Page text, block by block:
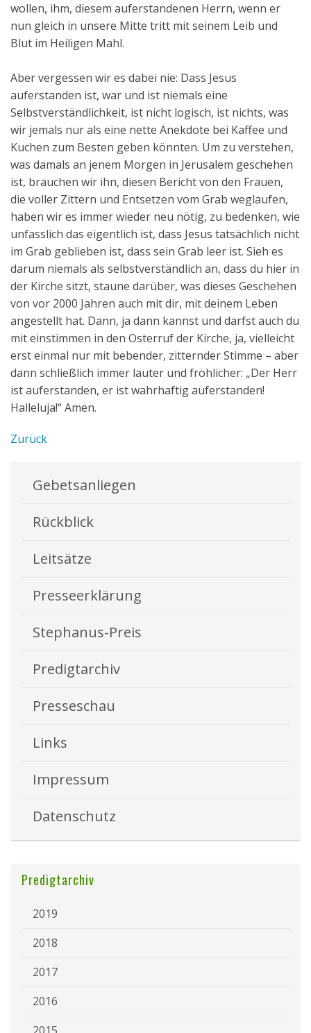
wollen, ihm, diesem auferstandenen Herrn, wenn er
nun gleich in unsere Mitte tritt mit seinem Leib und
Blut im Heiligen Mahl.
Aber vergessen wir es dabei nie: Dass Jesus
auferstanden ist, war und ist niemals eine
Selbstverständlichkeit, ist nicht logisch, ist nichts, was
wir jemals nur als eine nette Anekdote bei Kaffee und
Kuchen zum Besten geben könnten. Um zu verstehen,
was damals an jenem Morgen in Jerusalem geschehen
ist, brauchen wir ihn, diesen Bericht von den Frauen,
die voller Zittern und Entsetzen vom Grab weglaufen,
haben wir es immer wieder neu nötig, zu bedenken, wie
unfasslich das eigentlich ist, dass Jesus tatsächlich nicht
im Grab geblieben ist, dass sein Grab leer ist. Sieh es
darum niemals als selbstverständlich an, dass du hier in
der Kirche sitzt, staune darüber, was dieses Geschehen
von vor 2000 Jahren auch mit dir, mit deinem Leben
angestellt hat. Dann, ja dann kannst und darfst auch du
mit einstimmen in den Osterruf der Kirche, ja, vielleicht
erst einmal nur mit bebender, zitternder Stimme – aber
dann schließlich immer lauter und fröhlicher: „Der Herr
ist auferstanden, er ist wahrhaftig auferstanden!
Halleluja!“ Amen.
Zurück
Gebetsanliegen
Rückblick
Leitsätze
Presseerklärung
Stephanus-Preis
Predigtarchiv
Presseschau
Links
Impressum
Datenschutz
Predigtarchiv
2019
2018
2017
2016